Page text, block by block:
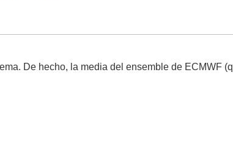
De hecho, la media del ensemble de ECMWF